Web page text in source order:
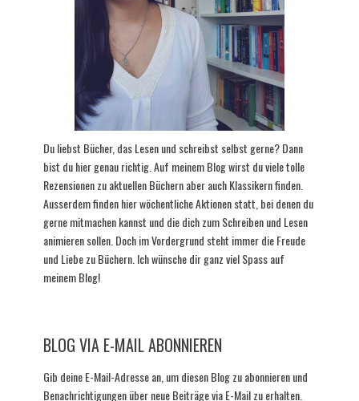
Du liebst Bücher, das Lesen und schreibst selbst gerne? Dann
bist du hier genau richtig. Auf meinem Blog wirst du viele tolle
Rezensionen zu aktuellen Büchern aber auch Klassikern finden.
Ausserdem finden hier wöchentliche Aktionen statt, bei denen du
gerne mitmachen kannst und die dich zum Schreiben und Lesen
animieren sollen. Doch im Vordergrund steht immer die Freude
und Liebe zu Büchern. Ich wünsche dir ganz viel Spass auf
meinem Blog!
BLOG VIA E-MAIL ABONNIEREN
Gib deine E-Mail-Adresse an, um diesen Blog zu abonnieren und
Benachrichtigungen über neue Beiträge via E-Mail zu erhalten.